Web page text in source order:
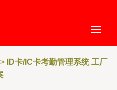
>
ID卡/IC卡考勤管理系统 工厂